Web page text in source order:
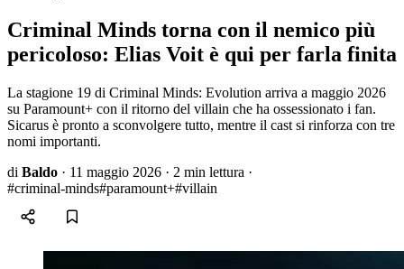
Criminal Minds torna con il nemico più
pericoloso: Elias Voit è qui per farla finita
La stagione 19 di Criminal Minds: Evolution arriva a maggio 2026
su Paramount+ con il ritorno del villain che ha ossessionato i fan.
Sicarus è pronto a sconvolgere tutto, mentre il cast si rinforza con tre
nomi importanti.
di Baldo · 11 maggio 2026 · 2 min lettura ·
#criminal-minds#paramount+#villain